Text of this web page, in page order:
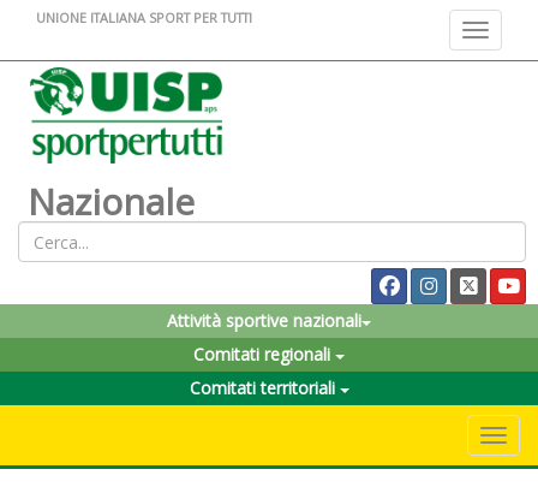
Toggle
UNIONE ITALIANA SPORT PER TUTTI
Nazionale
Attività sportive nazionali
Comitati regionali
Comitati territoriali